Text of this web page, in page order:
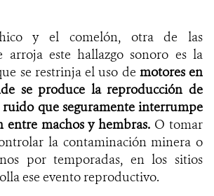
y el comelón, otra de las
arroja este hallazgo sonoro es la
se restrinja el uso de motores en
se produce la reproducción de
ruido que seguramente interrumpe
entre machos y hembras. O tomar
la contaminación minera o
por temporadas, en los sitios
ese evento reproductivo.